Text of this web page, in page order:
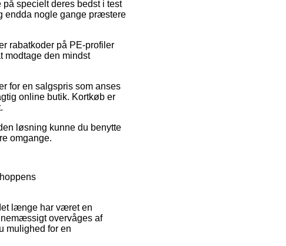
specielt deres bedst i test
endda nogle gange præstere
rabatkoder på PE-profiler
modtage den mindst
for en salgspris som anses
online butik. Kortkøb er
løsning kunne du benytte
omgange.
længe har været en
overvåges af
mulighed for en